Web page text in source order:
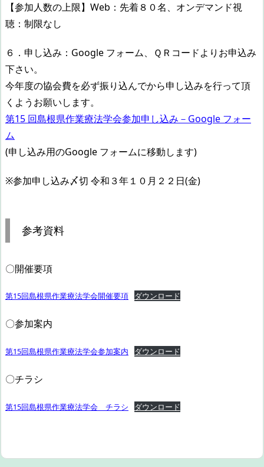
【参加人数の上限】Web：先着８０名、オンデマンド視
聴：制限なし
６．申し込み：Google フォーム、ＱＲコードよりお申込み
下さい。
今年度の協会費を必ず振り込んでから申し込みを行って頂
くようお願いします。
第15 回島根県作業療法学会参加申し込み－Google フォー
ム
(申し込み用のGoogle フォームに移動します)
※参加申し込み〆切 令和３年１０月２２日(金)
参考資料
〇開催要項
第15回島根県作業療法学会開催要項 ダウンロード
〇参加案内
第15回島根県作業療法学会参加案内 ダウンロード
〇チラシ
第15回島根県作業療法学会 チラシ ダウンロード